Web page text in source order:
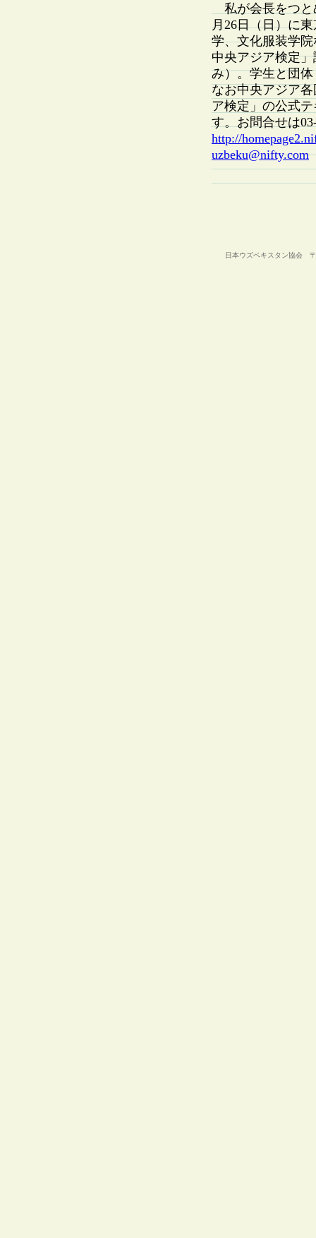
私が会長をつと
月26日（日）に
学、文化服装学
中央アジア検定
み）。学生と団
なお中央アジア
ア検定」の公式
す。お問合せは
http://
uzbeku@nifty.com
日本ウズベキスタン協会